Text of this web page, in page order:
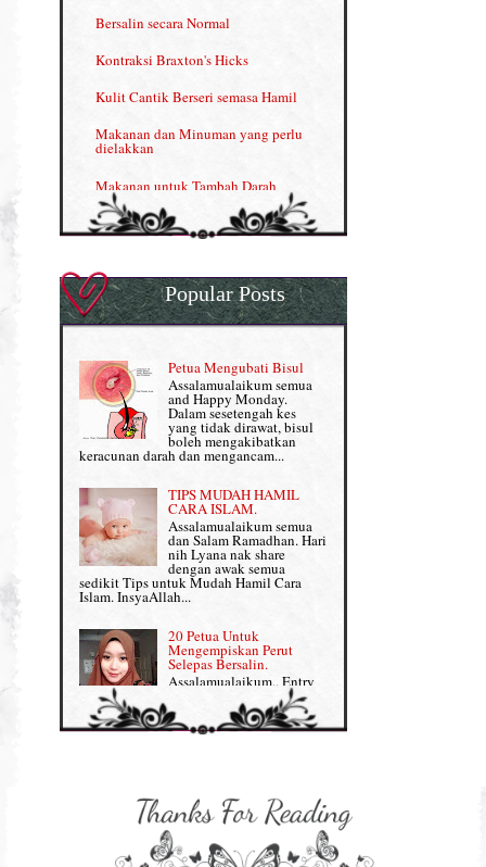
Nutrisi untuk Ikhtiar Hamil
OMEGA GUARD
Omega Guard: EPA & DHA for kids
OSTEMATRIX
Pantang Larang dalam Pengambilan
Vitamin
Penjagaan Rambut: Prosante Hair Care
Persediaan Haji & Umrah
Review Part 1: Shaklee bagus ke?
Review Part 2: Shaklee's Slimming Set
Review Part 3: Shaklee's Beauty Set
Senggugut dan Sindrom PMS
Set Berpantang Shaklee
Set Mighty Gems
Set Shaklee yang HOT SELLING
Shaklee Collagen Powder
Supplement Shaklee untuk Kanak-
Supplement untuk Gain Weight
Bersalin secara Normal
Kontraksi Braxton's Hicks
Kulit Cantik Berseri semasa Hamil
Makanan dan Minuman yang perlu
dielakkan
Makanan untuk Tambah Darah
Masalah HB rendah?
Normal VS Czer
Pemakanan Semasa Hamil
Penyusuan Bayi
Perkembangan Minda Bayi
Supplement untuk Kehamilan
Popular Posts
Petua Mengubati Bisul
Assalamualaikum semua
and Happy Monday.
Dalam sesetengah kes
yang tidak dirawat, bisul
boleh mengakibatkan
keracunan darah dan mengancam...
TIPS MUDAH HAMIL
CARA ISLAM.
Assalamualaikum semua
dan Salam Ramadhan. Hari
nih Lyana nak share
dengan awak semua
sedikit Tips untuk Mudah Hamil Cara
Islam. InsyaAllah...
20 Petua Untuk
Mengempiskan Perut
Selepas Bersalin.
Assalamualaikum.. Entry
ini khusus Lyana share
dengan Mama-mama yang
baru lepas bersalin tengah berpantang tuu,
nak kembali kurus, flat da...
Untuk Bersalin Normal
Assalamualaikum semua :)
Entry kali nih Lyana nak
share lagi info untuk